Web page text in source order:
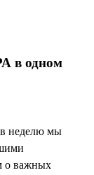
в одном
в неделю мы
о важных